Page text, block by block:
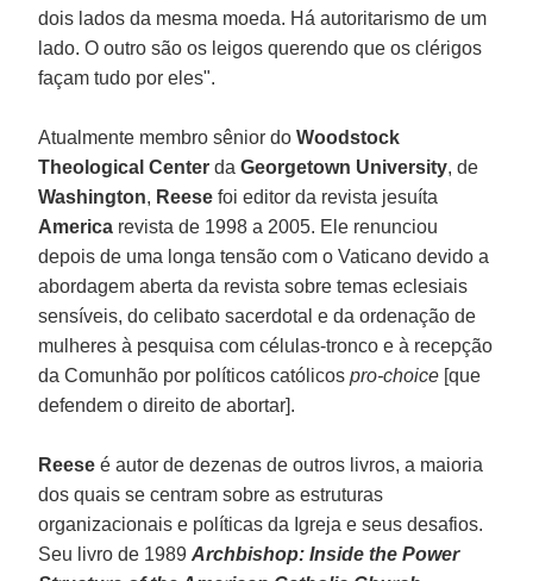
dois lados da mesma moeda. Há autoritarismo de um
lado. O outro são os leigos querendo que os clérigos
façam tudo por eles".
Atualmente membro sênior doWoodstock
Theological CenterdaGeorgetown University, de
Washington, Reesefoi editor da revista jesuíta
America revista de 1998 a 2005. Ele renunciou
depois de uma longa tensão com o Vaticano devido a
abordagem aberta da revista sobre temas eclesiais
sensíveis, do celibato sacerdotal e da ordenação de
mulheres à pesquisa com células-tronco e à recepção
da Comunhão por políticos católicospro-choice [que
defendem o direito de abortar].
Reeseé autor de dezenas de outros livros, a maioria
dos quais se centram sobre as estruturas
organizacionais e políticas da Igreja e seus desafios.
Seu livro de 1989Archbishop: Inside the Power